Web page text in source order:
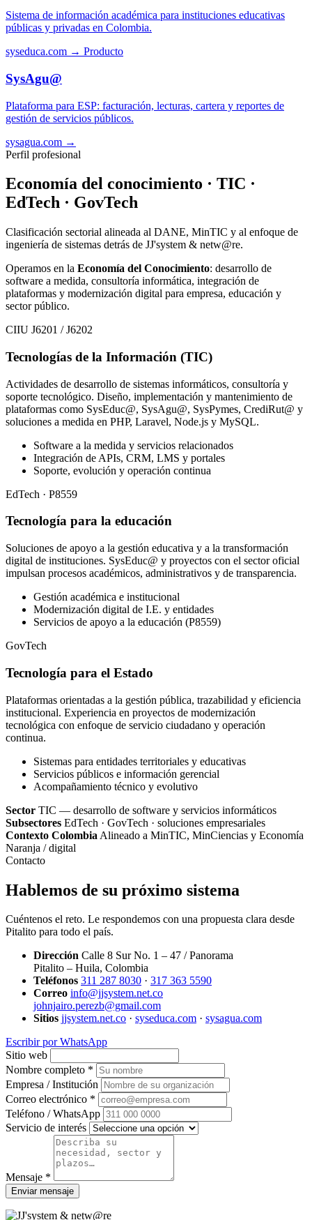
Sistema de información académica para instituciones educativas
públicas y privadas en Colombia.
syseduca.com → Producto
SysAgu@
Plataforma para ESP: facturación, lecturas, cartera y reportes de
gestión de servicios públicos.
sysagua.com →
Perfil profesional
Economía del conocimiento · TIC ·
EdTech · GovTech
Clasificación sectorial alineada al DANE, MinTIC y al enfoque de
ingeniería de sistemas detrás de JJ'system & netw@re.
Operamos en la Economía del Conocimiento: desarrollo de
software a medida, consultoría informática, integración de
plataformas y modernización digital para empresa, educación y
sector público.
CIIU J6201 / J6202
Tecnologías de la Información (TIC)
Actividades de desarrollo de sistemas informáticos, consultoría y
soporte tecnológico. Diseño, implementación y mantenimiento de
plataformas como SysEduc@, SysAgu@, SysPymes, CrediRut@ y
soluciones a medida en PHP, Laravel, Node.js y MySQL.
Software a la medida y servicios relacionados
Integración de APIs, CRM, LMS y portales
Soporte, evolución y operación continua
EdTech · P8559
Tecnología para la educación
Soluciones de apoyo a la gestión educativa y a la transformación
digital de instituciones. SysEduc@ y proyectos con el sector oficial
impulsan procesos académicos, administrativos y de transparencia.
Gestión académica e institucional
Modernización digital de I.E. y entidades
Servicios de apoyo a la educación (P8559)
GovTech
Tecnología para el Estado
Plataformas orientadas a la gestión pública, trazabilidad y eficiencia
institucional. Experiencia en proyectos de modernización
tecnológica con enfoque de servicio ciudadano y operación
continua.
Sistemas para entidades territoriales y educativas
Servicios públicos e información gerencial
Acompañamiento técnico y evolutivo
Sector TIC — desarrollo de software y servicios informáticos
Subsectores EdTech · GovTech · soluciones empresariales
Contexto Colombia Alineado a MinTIC, MinCiencias y Economía
Naranja / digital
Contacto
Hablemos de su próximo sistema
Cuéntenos el reto. Le respondemos con una propuesta clara desde
Pitalito para todo el país.
Dirección Calle 8 Sur No. 1 – 47 / Panorama
Pitalito – Huila, Colombia
Teléfonos 311 287 8030 · 317 363 5590
Correo info@jjsystem.net.co
johnjairo.perezb@gmail.com
Sitios jjsystem.net.co · syseduca.com · sysagua.com
Escribir por WhatsApp
Sitio web
Nombre completo *
Empresa / Institución
Correo electrónico *
Teléfono / WhatsApp
Servicio de interés
Mensaje *
Enviar mensaje